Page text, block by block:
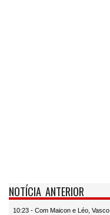
NOTÍCIA ANTERIOR
10:23 - Com Maicon e Léo,